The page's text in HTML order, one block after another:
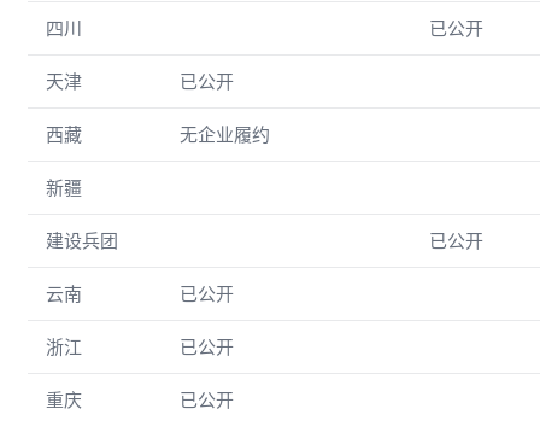
四川 已公开
天津 已公开
西藏 无企业履约
新疆
建设兵团 已公开
云南 已公开
浙江 已公开
重庆 已公开